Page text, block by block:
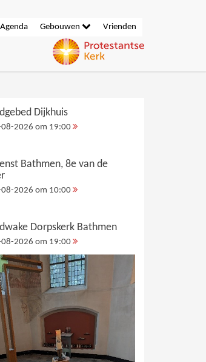
Agenda Gebouwen Vrienden
Dijkhuis
2026 om 19:00
Bathmen, 8e van de
2026 om 10:00
Dorpskerk Bathmen
08-2026 om 19:00